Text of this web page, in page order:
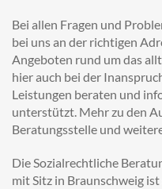
Bei allen Fragen und
bei uns an der richtigen
Angeboten rund um das
hier auch bei der
Leistungen beraten und
unterstützt. Mehr zu den
Beratungsstelle und
Die Sozialrechtliche
mit Sitz in Braunschweig